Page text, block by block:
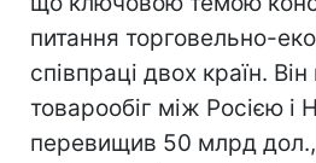
питання торговельно-
співпраці двох країн.
товарообіг між Росією і
перевищив 50 млрд дол.,